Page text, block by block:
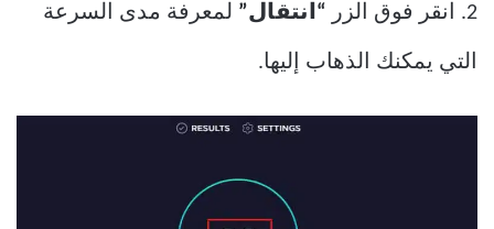
2. انقر فوق الزر “انتقال” لمعرفة مدى السرعة
التي يمكنك الذهاب إليها.